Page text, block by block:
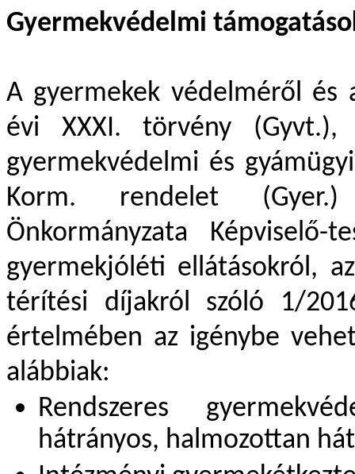
Gyermekvédelmi
A gyermekek védelméről és
évi XXXI. törvény (Gyvt.),
gyermekvédelmi és
Korm. rendelet (Gyer.)
Önkormányzata
gyermekjóléti ellátásokról,
térítési díjakról szóló 1/
értelmében az igénybe
alábbiak:
Rendszeres
hátrányos, halmozottan